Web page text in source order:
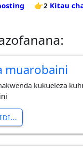
👉2 Kitau
muarobaini
kukueleza